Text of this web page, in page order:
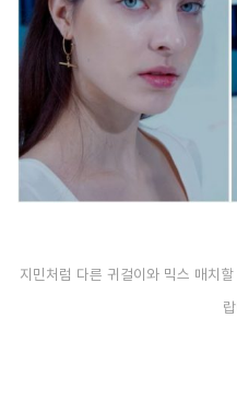
지민처럼 다른 귀걸이와 믹스 매치